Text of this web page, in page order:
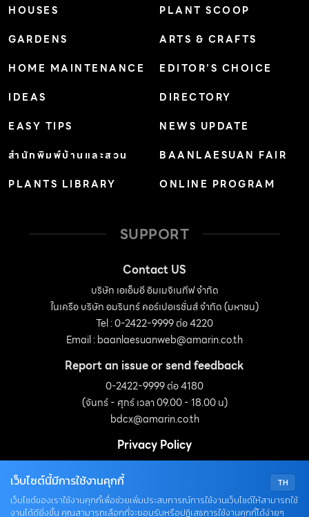
อาจใช้น้ำประปารดน้ำต้นไม้ได้ แต่ส่วนใหญ่มักมีค่าความเป็นก
เพราะดึงน้ำในบ่อมารดน้ำต้นไม้ได้ทันที นอกจากนี้ยังเป็น
แหล่งที่อยู่อาศัยของสิ่งมีชีวิตมากมาย ทำให้สวนดูสวยงามยิ่ง
น้ำมาใส่ต้นไม้ช่วยเพิ่มแร่ธาตุในดินได้ รอบๆบ่อก็ปลูกไม้น้ำ
สร้างความหลากหลายให้พืชพรรณในสวน ทั้งนี้จุดที่จะขุดบ่อ
ต้องใช้พลังงาน ไม่ว่าจะเป็นการรดน้ำต้นไม้ ใช้เครื่องตัดหญ้า
เปลี่ยนการใช้พลังงานจากกระแสไฟฟ้าภายในบ้านมาเป็น
พลังงานสะอาดที่ใช้แล้วไม่หมดไปอย่างพลังงานแสงอาทิตย์
โดยใช้แผงโซลาร์เซลล์เชื่อมกับอุปกรณ์อิเล็กทรอนิกส์ภายใน
HOUSES
GARDENS
HOME MAINTENANCE
IDEAS
EASY TIPS
สำนักพิมพ์บ้านและสวน
PLANTS LIBRARY
PLANT SCOOP
ARTS & CRAFTS
EDITOR’S CHOICE
DIRECTORY
NEWS UPDATE
BAANLAESUAN FAIR
ONLINE PROGRAM
SUPPORT
Contact US
บริษัท เอเอ็มอี อิมเมจิเนทีฟ จำกัด
ในเครือ บริษัท อมรินทร์ คอร์เปอเรชั่นส์ จำกัด (มหาชน)
Tel : 0-2422-9999 ต่อ 4220
Email :baanlaesuanweb@amarin.co.th
Report an issue or send feedback
0-2422-9999 ต่อ 4180
(จันทร์ - ศุกร์ เวลา 09.00 - 18.00 น)
bdcx@amarin.co.th
Privacy Policy
OUR SOCIALS
TH
เว็บไซต์นี้มีการใช้งานคุกกี้
เว็บไซต์ของเราใช้งานคุกกี้เพื่อช่วยเพิ่มประสบการณ์การใช้งานเว็บไซต์ให้สามารถใช้
งานได้ดียิ่งขึ้น คุณสามารถเลือกที่จะยอมรับหรือปฏิเสธการใช้งานคุกกี้ได้ง่ายๆ